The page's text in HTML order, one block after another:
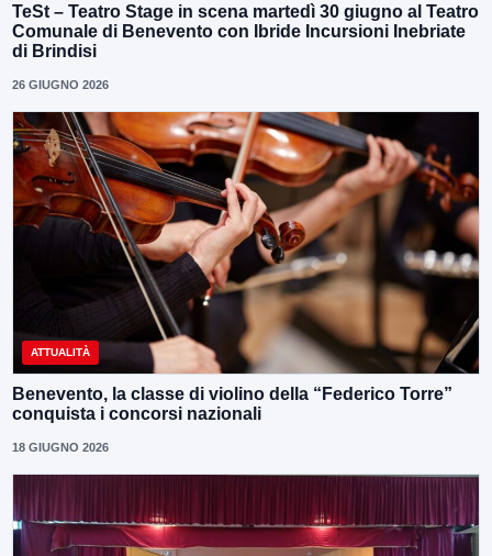
TeSt – Teatro Stage in scena martedì 30 giugno al Teatro
Comunale di Benevento con Ibride Incursioni Inebriate
di Brindisi
26 GIUGNO 2026
ATTUALITÀ
Benevento, la classe di violino della “Federico Torre”
conquista i concorsi nazionali
18 GIUGNO 2026